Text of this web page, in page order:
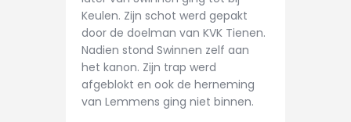
Keulen. Zijn schot werd gepakt
door de doelman van KVK Tienen.
Nadien stond Swinnen zelf aan
het kanon. Zijn trap werd
afgeblokt en ook de herneming
van Lemmens ging niet binnen.